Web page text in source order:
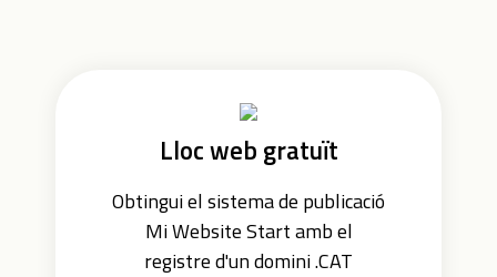
Lloc web gratuït
Obtingui el sistema de publicació
Mi Website Start amb el
registre d'un domini .CAT